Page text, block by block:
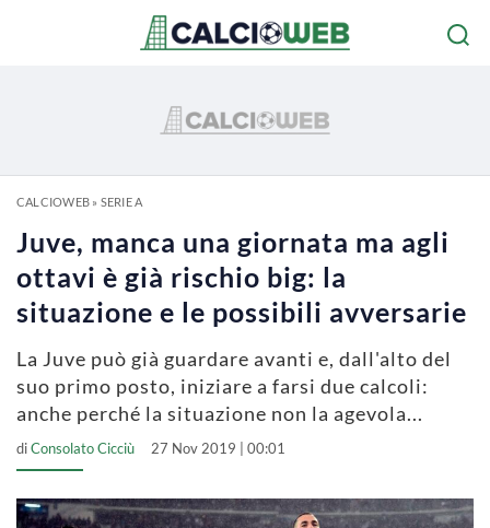
CALCIOWEB» SERIE A
Juve, manca una giornata ma agli
ottavi è già rischio big: la
situazione e le possibili avversarie
La Juve può già guardare avanti e, dall'alto del
suo primo posto, iniziare a farsi due calcoli:
anche perché la situazione non la agevola...
diConsolato Cicciù 27 Nov 2019 | 00:01